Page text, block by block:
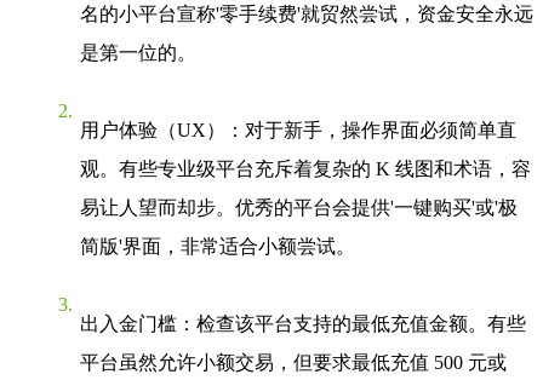
名的小平台宣称'零手续费'就贸然尝试，资金安全永远
是第一位的。
用户体验（UX）
：对于新手，操作界面必须简单直
观。有些专业级平台充斥着复杂的 K 线图和术语，容
易让人望而却步。优秀的平台会提供'一键购买'或'极
简版'界面，非常适合小额尝试。
出入金门槛 ：检查该平台支持的最低充值金额。有些
平台虽然允许小额交易，但要求最低充值 500 元或